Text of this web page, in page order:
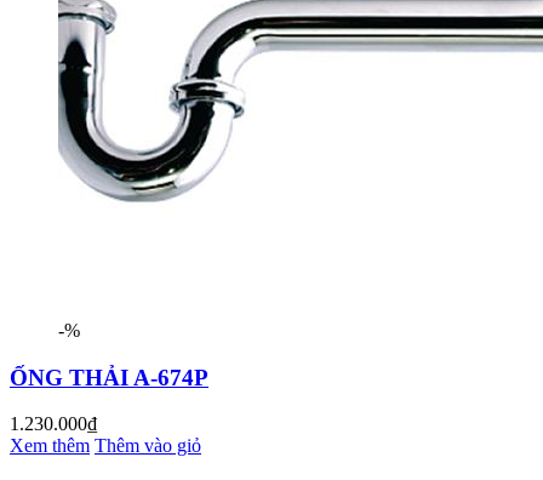
-%
ỐNG THẢI A-674P
1.230.000₫
Xem thêm Thêm vào giỏ